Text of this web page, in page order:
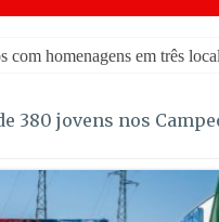
380 jovens nos